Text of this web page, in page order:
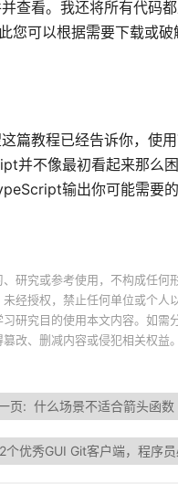
查看。我还将所有代码
您可以根据需要下载或破
篇教程已经告诉你，使
并不像最初看起来那么
输出你可能需要
研究或参考使用，不构成任何
经授权，禁止任何单位或个人
研究目的使用本文内容。如需
改、删减内容或侵犯相关权益
页: 什么场景不适合箭头函数
个优秀GUI Git客户端，程序员